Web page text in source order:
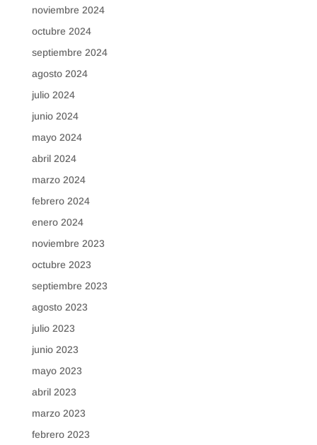
noviembre 2024
octubre 2024
septiembre 2024
agosto 2024
julio 2024
junio 2024
mayo 2024
abril 2024
marzo 2024
febrero 2024
enero 2024
noviembre 2023
octubre 2023
septiembre 2023
agosto 2023
julio 2023
junio 2023
mayo 2023
abril 2023
marzo 2023
febrero 2023